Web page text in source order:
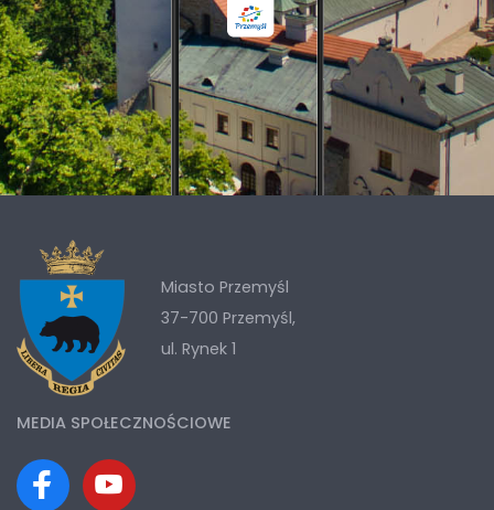
Miasto Przemyśl
37-700 Przemyśl,
ul. Rynek 1
MEDIA SPOŁECZNOŚCIOWE